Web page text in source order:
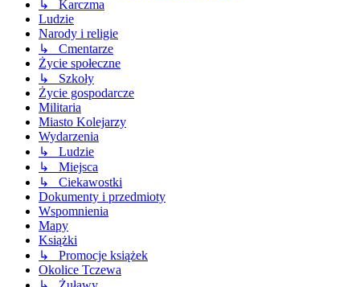
↳ Karczma
Ludzie
Narody i religie
↳ Cmentarze
Życie społeczne
↳ Szkoły
Życie gospodarcze
Militaria
Miasto Kolejarzy
Wydarzenia
↳ Ludzie
↳ Miejsca
↳ Ciekawostki
Dokumenty i przedmioty
Wspomnienia
Mapy
Książki
↳ Promocje książek
Okolice Tczewa